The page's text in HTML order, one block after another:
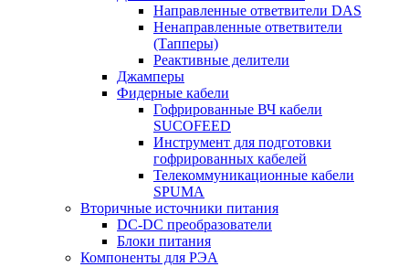
Направленные ответвители DAS
Ненаправленные ответвители
(Тапперы)
Реактивные делители
Джамперы
Фидерные кабели
Гофрированные ВЧ кабели
SUCOFEED
Инструмент для подготовки
гофрированных кабелей
Телекоммуникационные кабели
SPUMA
Вторичные источники питания
DC-DC преобразователи
Блоки питания
Компоненты для РЭА